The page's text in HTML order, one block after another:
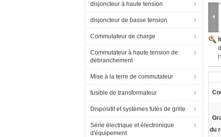
disjoncteur à haute tension
disjoncteur de basse tension
Commutateur de charge
Commutateur à haute tension de
débranchement
Mise à la terre de commutateur
fusible de transformateur
Dispositif et systèmes futés de grille
Série électrique et électronique
d'équipement
du